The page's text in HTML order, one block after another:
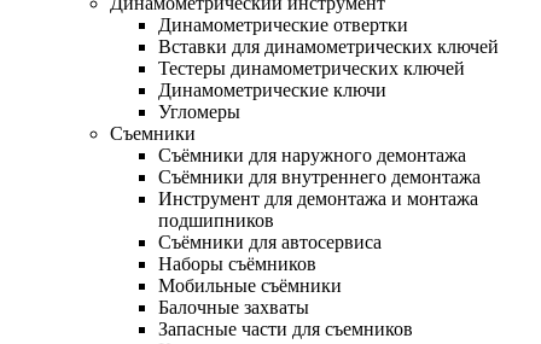
Динамометрические отвертки
Вставки для динамометрических ключей
Тестеры динамометрических ключей
Динамометрические ключи
Угломеры
Съемники
Съёмники для наружного демонтажа
Съёмники для внутреннего демонтажа
Инструмент для демонтажа и монтажа
подшипников
Съёмники для автосервиса
Наборы съёмников
Мобильные съёмники
Балочные захваты
Запасные части для съемников